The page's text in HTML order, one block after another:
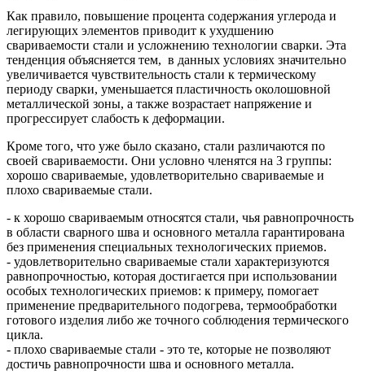
Как правило, повышение процента содержания углерода и
легирующих элементов приводит к ухудшению
свариваемости стали и усложнению технологии сварки. Эта
тенденция объясняется тем, в данных условиях значительно
увеличивается чувствительность стали к термическому
периоду сварки, уменьшается пластичность околошовной
металлической зоны, а также возрастает напряжение и
прогрессирует слабость к деформации.
Кроме того, что уже было сказано, стали различаются по
своей свариваемости. Они условно членятся на 3 группы:
хорошо свариваемые, удовлетворительно свариваемые и
плохо свариваемые стали.
- к хорошо свариваемым относятся стали, чья равнопрочность
в области сварного шва и основного металла гарантирована
без применения специальных технологических приемов.
- удовлетворительно свариваемые стали характеризуются
равнопрочностью, которая достигается при использовании
особых технологических приемов: к примеру, помогает
применение предварительного подогрева, термообработки
готового изделия либо же точного соблюдения термического
цикла.
- плохо свариваемые стали - это те, которые не позволяют
достичь равнопрочности шва и основного металла.